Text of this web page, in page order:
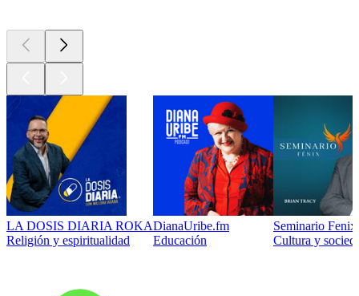
LA DOSIS DIARIA ROKA
Religión y espiritualidad
DianaUribe.fm
Educación
Seminario
Cultura y